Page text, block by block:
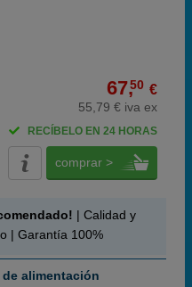
67,50 €
55,79 € iva ex
RECÍBELO EN 24 HORAS
comprar >
| Calidad y
| Garantía 100%
de alimentación